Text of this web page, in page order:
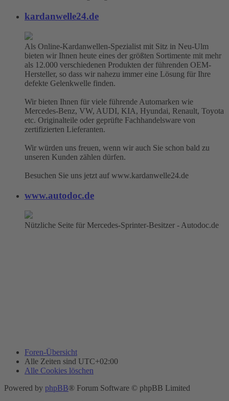
kardanwelle24.de
Als Online-Kardanwellen-Spezialist mit Sitz in Neu-Ulm
bieten wir Ihnen heute eines der größten Sortimente mit mehr
als 12.000 verschiedenen Produkten der führenden OEM-
Hersteller, so dass wir nahezu immer eine Lösung für Ihre
defekte Gelenkwelle finden.
Wir bieten Ihnen für viele führende Automarken wie
Mercedes-Benz, VW, AUDI, KIA, Hyundai, Renault, Toyota
etc. Originalteile oder geprüfte Fachhandelsware von
zertifizierten Lieferanten.
Wir würden uns freuen, wenn wir auch Sie schon bald zu
unseren Kunden zählen dürfen.
Besuchen Sie uns jetzt auf www.kardanwelle24.de
www.autodoc.de
Nützliche Seite für Mercedes-Sprinter-Besitzer - Autodoc.de
Foren-Übersicht
Alle Zeiten sind UTC+02:00
Alle Cookies löschen
Powered by phpBB® Forum Software © phpBB Limited